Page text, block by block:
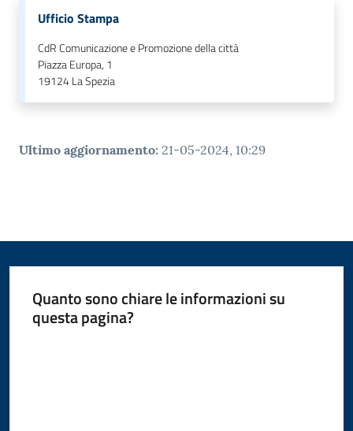
e
P
gli
Seguici
Ufficio Stampa
CdR Comunicazione e Promozione della città
Piazza Europa, 1
19124La Spezia
Ultimo aggiornamento: 21-05-2024, 10:29
Quanto sono chiare le informazioni su
questa pagina?